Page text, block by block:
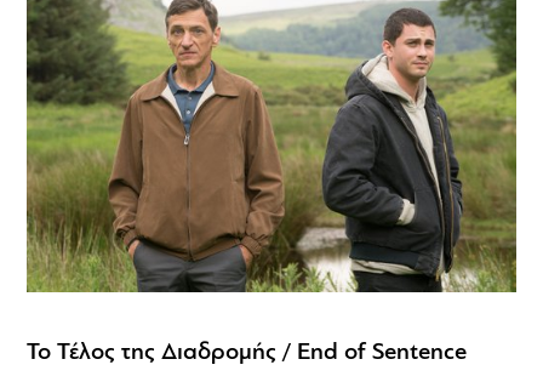
Το Τέλος της Διαδρομής / End of Sentence